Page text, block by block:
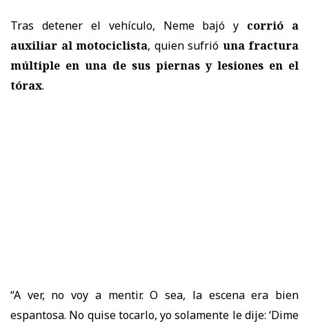
Tras detener el vehículo, Neme bajó y corrió a
auxiliar al motociclista, quien sufrió una fractura
múltiple en una de sus piernas y lesiones en el
tórax.
“A ver, no voy a mentir. O sea, la escena era bien
espantosa. No quise tocarlo, yo solamente le dije: ‘Dime